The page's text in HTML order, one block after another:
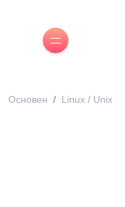
Основен Linux / Unix